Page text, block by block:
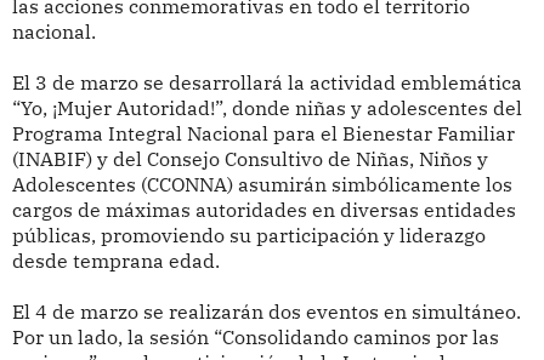
las acciones conmemorativas en todo el territorio
nacional.
El 3 de marzo se desarrollará la actividad emblemática
“Yo, ¡Mujer Autoridad!”, donde niñas y adolescentes del
Programa Integral Nacional para el Bienestar Familiar
(INABIF) y del Consejo Consultivo de Niñas, Niños y
Adolescentes (CCONNA) asumirán simbólicamente los
cargos de máximas autoridades en diversas entidades
públicas, promoviendo su participación y liderazgo
desde temprana edad.
El 4 de marzo se realizarán dos eventos en simultáneo.
Por un lado, la sesión “Consolidando caminos por las